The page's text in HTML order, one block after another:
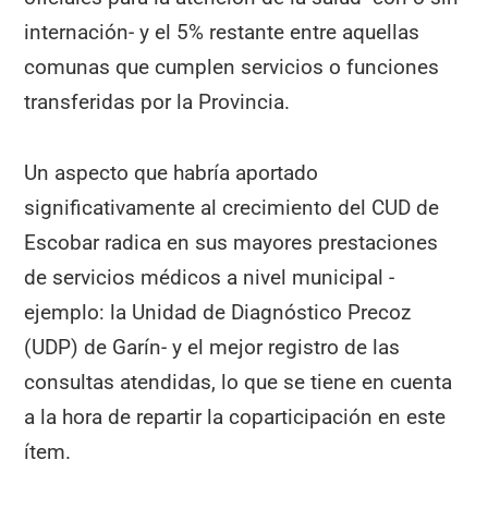
internación- y el 5% restante entre aquellas
comunas que cumplen servicios o funciones
transferidas por la Provincia.
Un aspecto que habría aportado
significativamente al crecimiento del CUD de
Escobar radica en sus mayores prestaciones
de servicios médicos a nivel municipal -
ejemplo: la Unidad de Diagnóstico Precoz
(UDP) de Garín- y el mejor registro de las
consultas atendidas, lo que se tiene en cuenta
a la hora de repartir la coparticipación en este
ítem.